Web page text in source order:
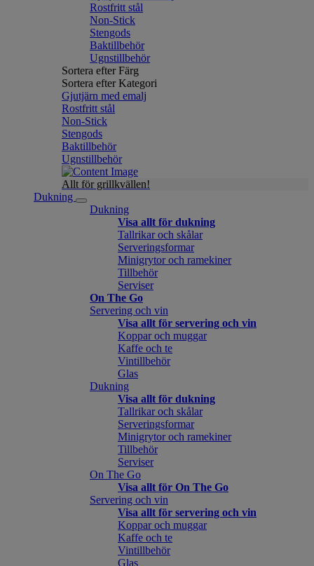
Rostfritt stål
Non-Stick
Stengods
Baktillbehör
Ugnstillbehör
Sortera efter Färg
Sortera efter Kategori
Gjutjärn med emalj
Rostfritt stål
Non-Stick
Stengods
Baktillbehör
Ugnstillbehör
Allt för grillkvällen!
Dukning
Dukning
Visa allt för dukning
Tallrikar och skålar
Serveringsformar
Minigrytor och ramekiner
Tillbehör
Serviser
On The Go
Servering och vin
Visa allt för servering och vin
Koppar och muggar
Kaffe och te
Vintillbehör
Glas
Dukning
Visa allt för dukning
Tallrikar och skålar
Serveringsformar
Minigrytor och ramekiner
Tillbehör
Serviser
On The Go
Visa allt för On The Go
Servering och vin
Visa allt för servering och vin
Koppar och muggar
Kaffe och te
Vintillbehör
Glas